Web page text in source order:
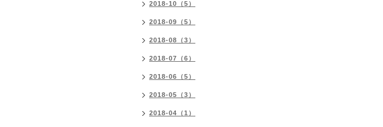
2018-10（5）
2018-09（5）
2018-08（3）
2018-07（6）
2018-06（5）
2018-05（3）
2018-04（1）